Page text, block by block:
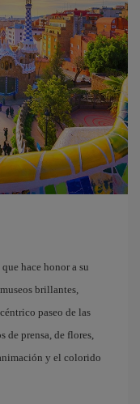
hace honor a su
brillantes,
paseo de las
de prensa, de flores,
y el colorido